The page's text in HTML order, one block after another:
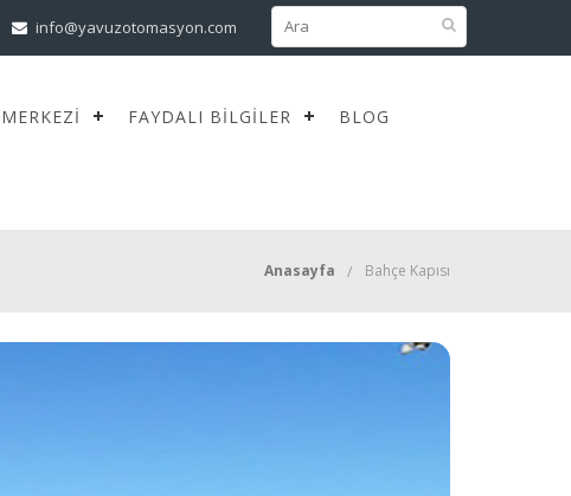
info@yavuzotomasyon.com
FAYDALI BILGILER BLOG
Anasayfa Bahçe Kapısı